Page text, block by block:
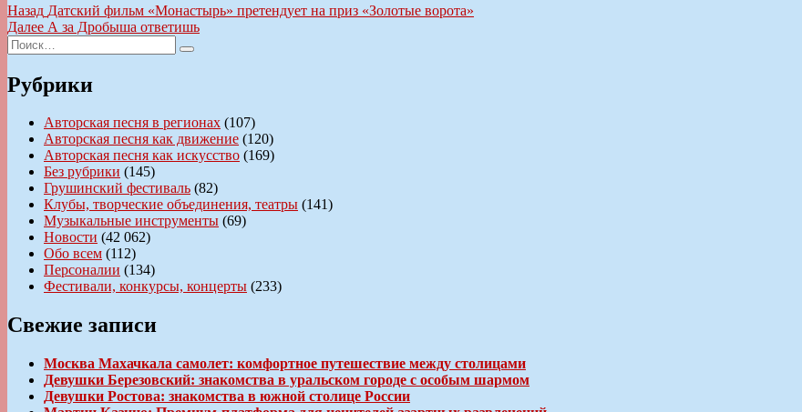
Навигация
по
записям
Назад Предыдущая
запись:
Датский фильм «Монастырь» претендует на приз «Золотые ворота»
Далее Следующая
А за Дробыша ответишь
Искать:
Поиск
Рубрики
Авторская песня в регионах (107)
Авторская песня как движение (120)
Авторская песня как искусство (169)
Без рубрики (145)
Грушинский фестиваль (82)
Клубы, творческие объединения, театры (141)
Музыкальные инструменты (69)
Новости (42 062)
Обо всем (112)
Персоналии (134)
Фестивали, конкурсы, концерты (233)
Свежие записи
Москва Махачкала самолет: комфортное путешествие между столицами
Девушки Березовский: знакомства в уральском городе с особым шармом
Девушки Ростова: знакомства в южной столице России